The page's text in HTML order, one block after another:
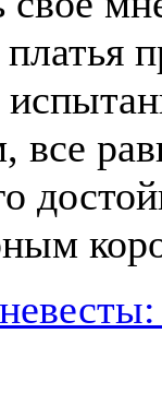
все